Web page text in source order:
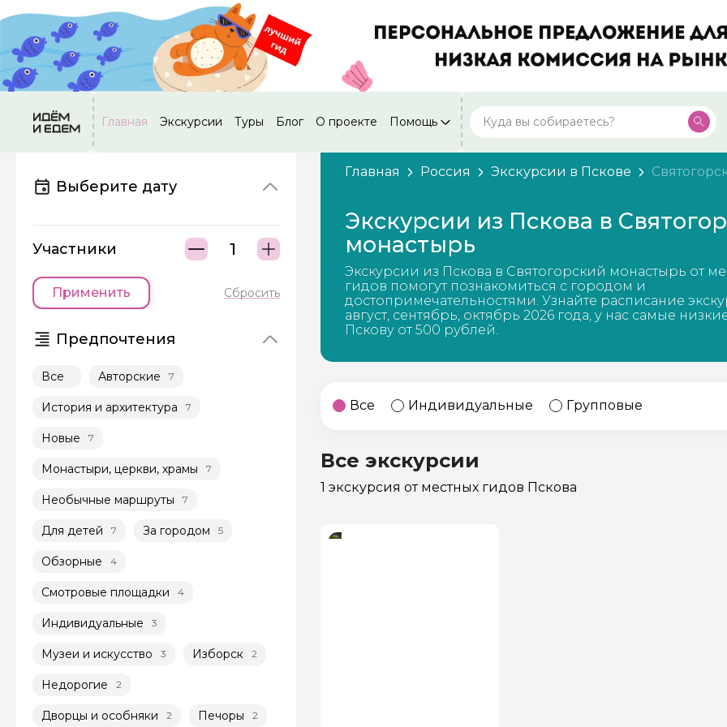
Главная Экскурсии Туры Блог О проекте Помощь
Москва
Россия
Калининград
Россия
28 экскурсий
Кисловодск
Россия
20 экскурсий
Дербент 17 экскурсий
Посмотреть все города
Выберите дату
Участники
Применить Сбросить
Предпочтения
Все Авторские 7
История и архитектура 7
Новые 7
Монастыри, церкви, храмы 7
Необычные маршруты 7
Для детей 7 За городом 5
Обзорные 4
Смотровые площадки 4
Индивидуальные 3
Музеи и искусство 3 Изборск 2
Недорогие 2
Дворцы и особняки 2 Печоры 2
Главная Россия Экскурсии в Пскове
Экскурсии из Пскова в
монастырь
Экскурсии из Пскова в Святогорский монастырь от
гидов помогут познакомиться с городом и
достопримечательностями. Узнайте расписание
август, сентябрь, октябрь 2026 года, у нас самые
Пскову от 500 рублей.
Все Индивидуальные Групповые
Все экскурсии
1 экскурсия от местных гидов Пскова